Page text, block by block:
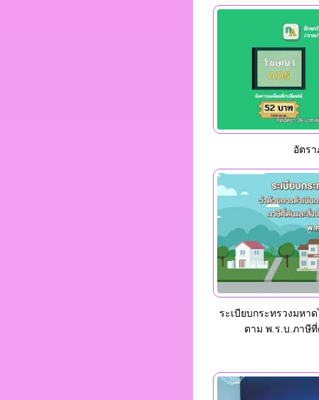
อัตร
ระเบียบกระทรวงมหา
ตาม พ.ร.บ.ภาษี